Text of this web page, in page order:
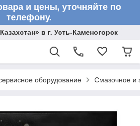
и цены, уточняйте по
телефону.
в г. Усть-Каменогорск
оборудование Смазочное и